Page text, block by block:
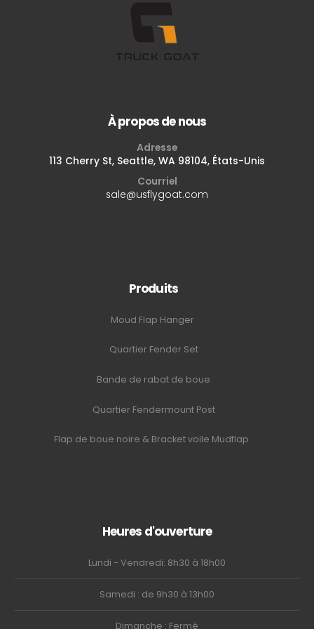
À propos de nous
Adresse
113 Cherry St, Seattle, WA 98104, États-Unis
Courriel
sale@usflygoat.com
Produits
Moud Flap Hanger
Quartier Fender Set
Bande de rabat de boue
Quartier Fendermount Post
Flap de boue noire & Bracket voile Mudflap
Heures d'ouverture
Lundi - Vendredi: 8h30 à 18h00
Samedi : de 9h30 à 13h00
Dimanche : Fermé